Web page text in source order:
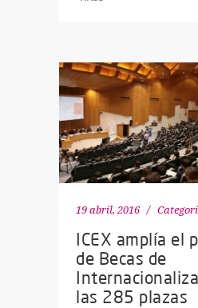
19 abril, 2016
ICEX amplía el
de Becas de
las 285 plazas